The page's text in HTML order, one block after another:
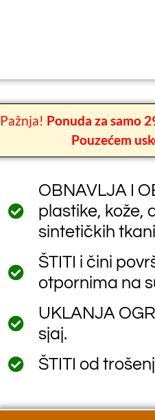
Pažnja! Ponuda za samo
Pouzećem
OBNAVLJA I
plastike, kože,
sintetičkih
ŠTITI i čini
otpornima na
UKLANJA
sjaj.
ŠTITI od